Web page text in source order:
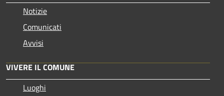
Notizie
Comunicati
Avvisi
VIVERE IL COMUNE
Luoghi